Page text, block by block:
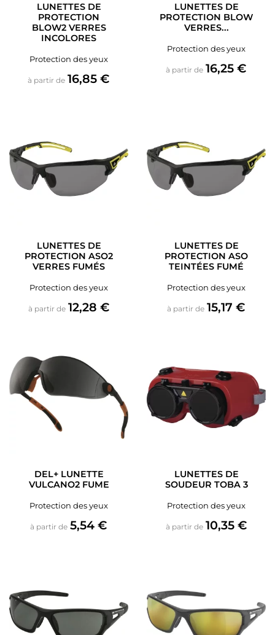
LUNETTES DE
PROTECTION
BLOW2 VERRES
INCOLORES
Protection des yeux
à partir de Prix
16,85 €
LUNETTES DE
PROTECTION BLOW
VERRES...
Protection des yeux
à partir de Prix
16,25 €
LUNETTES DE
PROTECTION ASO2
VERRES FUMÉS
Protection des yeux
à partir de Prix
12,28 €
LUNETTES DE
PROTECTION ASO
TEINTÉES FUMÉ
Protection des yeux
à partir de Prix
15,17 €
DEL+ LUNETTE
VULCANO2 FUME
Protection des yeux
à partir de Prix
5,54 €
LUNETTES DE
SOUDEUR TOBA 3
Protection des yeux
à partir de Prix
10,35 €